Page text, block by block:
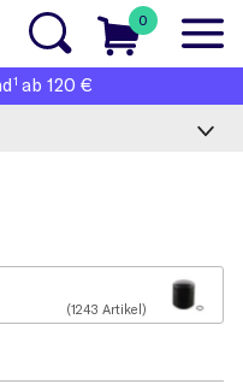
0
1 ab 120 €
(1243 Artikel)